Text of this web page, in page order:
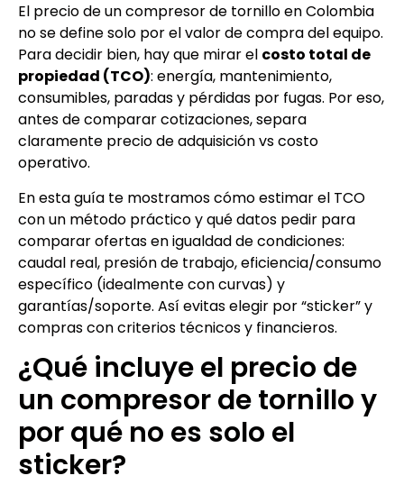
El precio de un compresor de tornillo en Colombia
no se define solo por el valor de compra del equipo.
Para decidir bien, hay que mirar el costo total de
propiedad (TCO): energía, mantenimiento,
consumibles, paradas y pérdidas por fugas. Por eso,
antes de comparar cotizaciones, separa
claramente precio de adquisición vs costo
operativo.
En esta guía te mostramos cómo estimar el TCO
con un método práctico y qué datos pedir para
comparar ofertas en igualdad de condiciones:
caudal real, presión de trabajo, eficiencia/consumo
específico (idealmente con curvas) y
garantías/soporte. Así evitas elegir por “sticker” y
compras con criterios técnicos y financieros.
¿Qué incluye el precio de
un compresor de tornillo y
por qué no es solo el
sticker?